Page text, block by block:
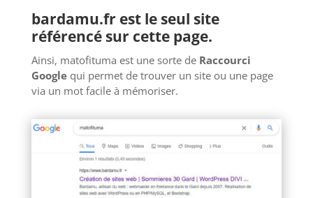
bardamu.fr est le seul site
référencé sur cette page.
Ainsi, matofituma est une sorte de Raccourci
Googlequi permet de trouver un site ou une page
via un mot facile à mémoriser.